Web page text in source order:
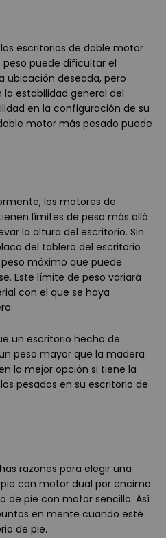
escritorios de doble motor
peso puede dificultar el
ubicación deseada, pero
estabilidad general del
en la configuración de su
motor más pesado puede
los motores de
límites de peso más allá
la altura del escritorio. Sin
del tablero del escritorio
máximo que puede
Este límite de peso variará
con el que se haya
un escritorio hecho de
peso mayor que la madera
la mejor opción si tiene la
pesados en su escritorio de
razones para elegir una
con motor dual por encima
de pie con motor sencillo. Así
en mente cuando esté
de pie.